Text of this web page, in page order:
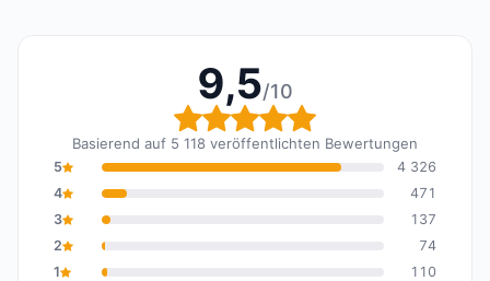
9,5/10
Gesamtbewertung: 9,5
Basierend auf 5 118 veröffentlichten Bewertungen
5
4 326
4
471
3
137
2
74
1
110